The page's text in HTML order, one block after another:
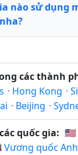
nào sử dụng
các thành
· Hong Kong ·
· Beijing ·
quốc gia:
Vương quốc Anh